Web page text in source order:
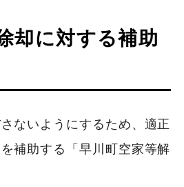
却に対する補助
ないようにするため、適正
補助する「早川町空家等解